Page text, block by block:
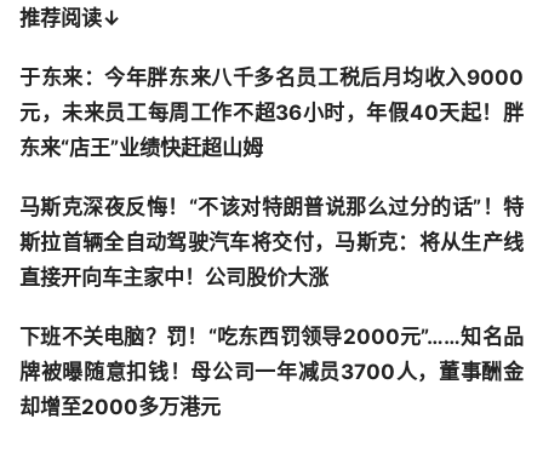
推荐阅读↓
于东来：今年胖东来八千多名员工税后月均收入9000
元，未来员工每周工作不超36小时，年假40天起！胖
东来“店王”业绩快赶超山姆
马斯克深夜反悔！“不该对特朗普说那么过分的话”！特
斯拉首辆全自动驾驶汽车将交付，马斯克：将从生产线
直接开向车主家中！公司股价大涨
下班不关电脑？罚！“吃东西罚领导2000元”……知名品
牌被曝随意扣钱！母公司一年减员3700人，董事酬金
却增至2000多万港元